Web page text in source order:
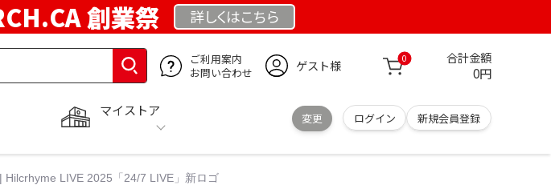
創業祭 詳しくはこちら
ご利用案内
お問い合わせ
ゲスト様 0 合計金額
0円
マイストア
変更 ログイン 新規会員登録
LIVE 2025「24/7 LIVE」新ロゴ